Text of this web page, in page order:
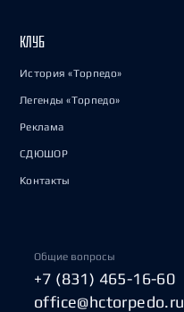
КЛУБ
История «Торпедо»
Легенды «Торпедо»
Реклама
СДЮШОР
Контакты
Общие вопросы
+7 (831) 465-16-60
office@hctorpedo.ru